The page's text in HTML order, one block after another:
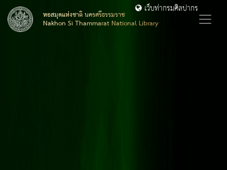
หอสมุดแห่งชาติ นครศรีธรรมราช
Nakhon Si Thammarat National Library
เว็บท่ากรมศิลปากร